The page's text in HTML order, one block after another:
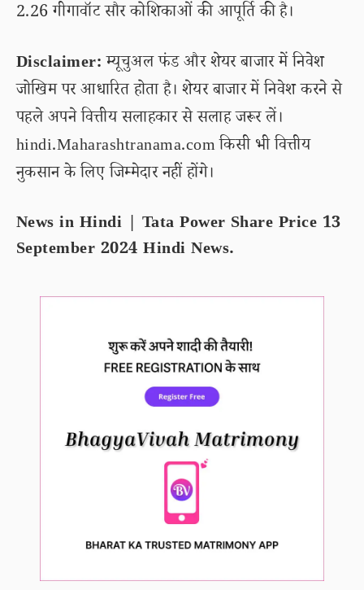
2.26 गीगावॉट सौर कोशिकाओं की आपूर्ति की है।
Disclaimer:म्यूचुअल फंड और शेयर बाजार में निवेश
जोखिम पर आधारित होता है। शेयर बाजार में निवेश करने से
पहले अपने वित्तीय सलाहकार से सलाह जरूर लें।
hindi.Maharashtranama.com किसी भी वित्तीय
नुकसान के लिए जिम्मेदार नहीं होंगे।
News in Hindi | Tata Power Share Price 13
September 2024 Hindi News.